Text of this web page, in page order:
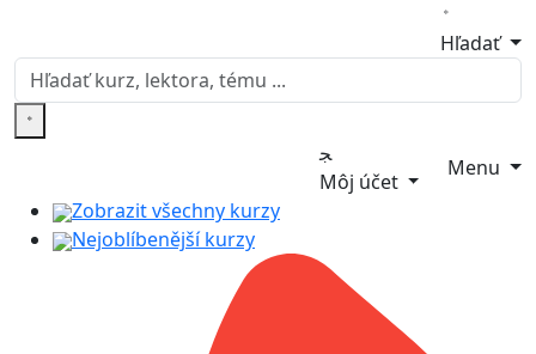
Hľadať
Môj účet
Menu
Zobrazit všechny kurzy
Nejoblíbenější kurzy